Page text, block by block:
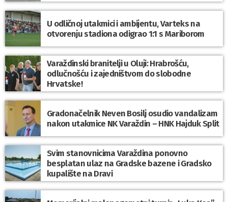
U odličnoj utakmici i ambijentu, Varteks na
otvorenju stadiona odigrao 1:1 s Mariborom
Varaždinski branitelji u Oluji: Hrabrošću,
odlučnošću i zajedništvom do slobodne
Hrvatske!
Gradonačelnik Neven Bosilj osudio vandalizam
nakon utakmice NK Varaždin – HNK Hajduk Split
Svim stanovnicima Varaždina ponovno
besplatan ulaz na Gradske bazene i Gradsko
kupalište na Dravi